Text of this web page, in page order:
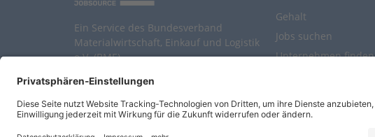
Ein Service des Bundesverband
Materialwirtschaft, Einkauf und Logistik
e.V. (BME)
Gehalt
Jobs suchen
Unternehmen finden